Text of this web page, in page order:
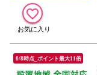
8/8時点_ポイント最大11倍